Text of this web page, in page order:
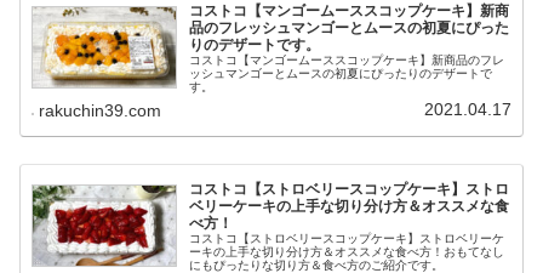
コストコ【マンゴームーススコップケーキ】新商
品のフレッシュマンゴーとムースの初夏にぴった
りのデザートです。
コストコ【マンゴームーススコップケーキ】新商品のフレ
ッシュマンゴーとムースの初夏にぴったりのデザートで
す。
rakuchin39.com 2021.04.17
コストコ【ストロベリースコップケーキ】ストロ
ベリーケーキの上手な切り分け方＆オススメな食
べ方！
コストコ【ストロベリースコップケーキ】ストロベリーケ
ーキの上手な切り分け方＆オススメな食べ方！おもてなし
にもぴったりな切り方＆食べ方のご紹介です。